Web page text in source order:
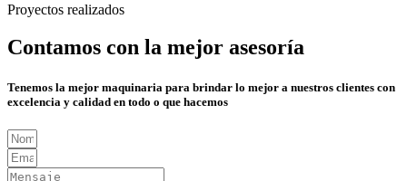
Proyectos realizados
Contamos con la mejor asesoría
Tenemos la mejor maquinaria para brindar lo mejor a nuestros clientes con
excelencia y calidad en todo o que hacemos